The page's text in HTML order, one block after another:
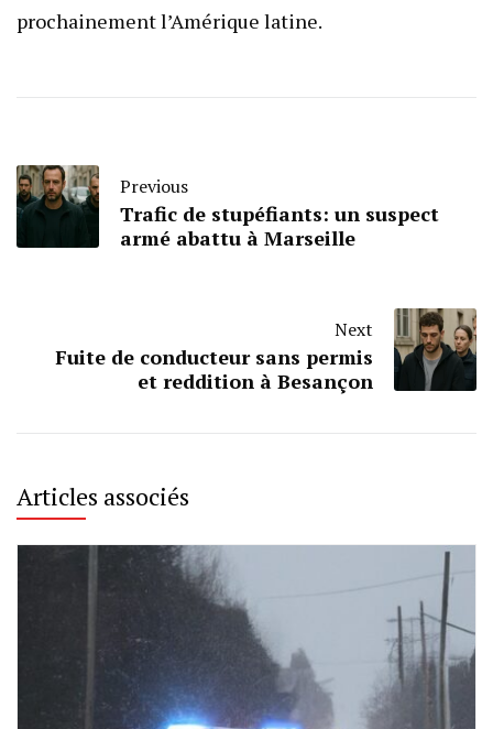
prochainement l’Amérique latine.
Previous
Trafic de stupéfiants: un suspect
armé abattu à Marseille
Next
Fuite de conducteur sans permis
et reddition à Besançon
Articles associés